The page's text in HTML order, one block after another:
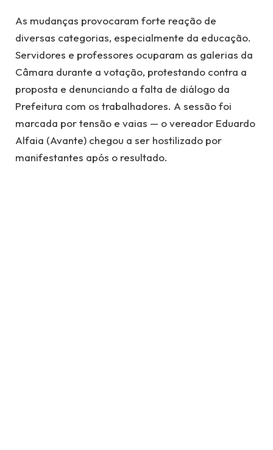
As mudanças provocaram forte reação de
diversas categorias, especialmente da educação.
Servidores e professores ocuparam as galerias da
Câmara durante a votação, protestando contra a
proposta e denunciando a falta de diálogo da
Prefeitura com os trabalhadores. A sessão foi
marcada por tensão e vaias — o vereador Eduardo
Alfaia (Avante) chegou a ser hostilizado por
manifestantes após o resultado.